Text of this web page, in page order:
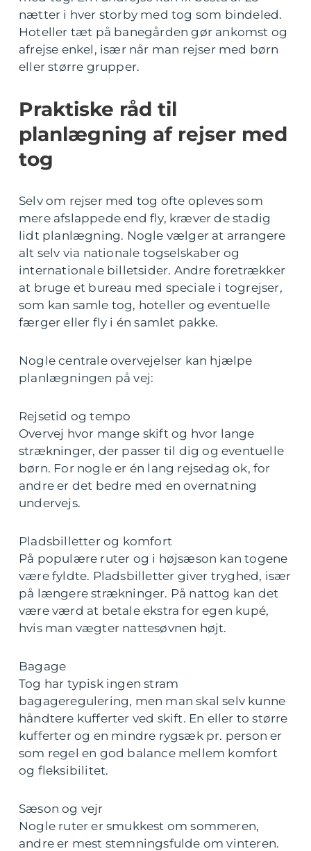
nætter i hver storby med tog som bindeled.
Hoteller tæt på banegården gør ankomst og
afrejse enkel, især når man rejser med børn
eller større grupper.
Praktiske råd til
planlægning af rejser med
tog
Selv om rejser med tog ofte opleves som
mere afslappede end fly, kræver de stadig
lidt planlægning. Nogle vælger at arrangere
alt selv via nationale togselskaber og
internationale billetsider. Andre foretrækker
at bruge et bureau med speciale i togrejser,
som kan samle tog, hoteller og eventuelle
færger eller fly i én samlet pakke.
Nogle centrale overvejelser kan hjælpe
planlægningen på vej:
Rejsetid og tempo
Overvej hvor mange skift og hvor lange
strækninger, der passer til dig og eventuelle
børn. For nogle er én lang rejsedag ok, for
andre er det bedre med en overnatning
undervejs.
Pladsbilletter og komfort
På populære ruter og i højsæson kan togene
være fyldte. Pladsbilletter giver tryghed, især
på længere strækninger. På nattog kan det
være værd at betale ekstra for egen kupé,
hvis man vægter nattesøvnen højt.
Bagage
Tog har typisk ingen stram
bagageregulering, men man skal selv kunne
håndtere kufferter ved skift. En eller to større
kufferter og en mindre rygsæk pr. person er
som regel en god balance mellem komfort
og fleksibilitet.
Sæson og vejr
Nogle ruter er smukkest om sommeren,
andre er mest stemningsfulde om vinteren.